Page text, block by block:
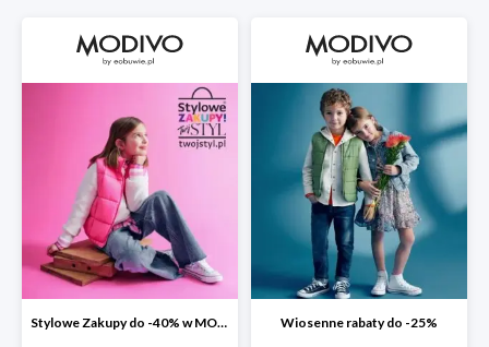
Stylowe Zakupy do -40% w MODIVO Wiosenne rabaty do -25%